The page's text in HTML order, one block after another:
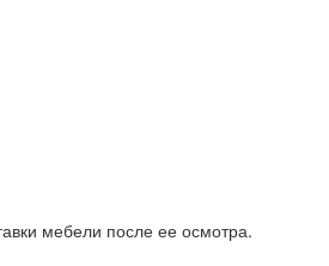
мебели после ее осмотра.